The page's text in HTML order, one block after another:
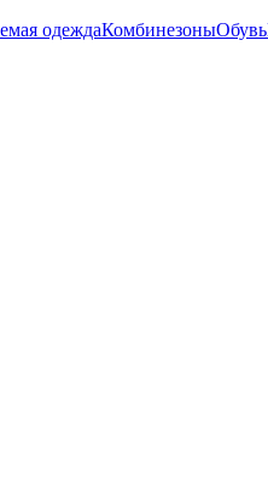
одеждаКомбинезоныОбувь